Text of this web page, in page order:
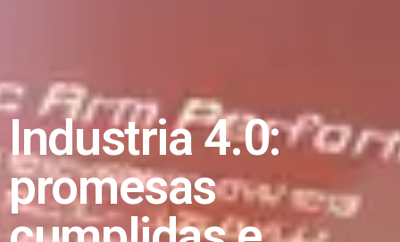
Industria 4.0:
promesas